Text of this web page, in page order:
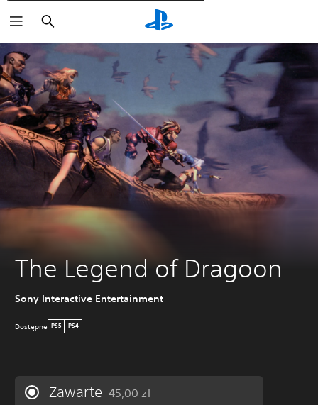
Wyszukaj
The Legend of Dragoon
Sony Interactive Entertainment
Dostępne PS5 PS4
Zawarte Zastosowano zniżkę z oryginalnej ceny
45,00 zl